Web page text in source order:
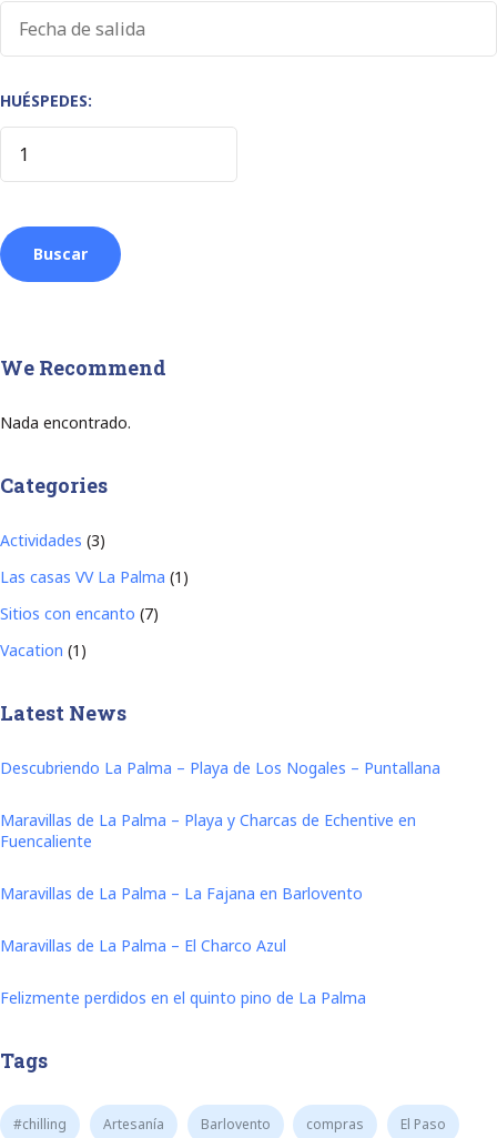
HUÉSPEDES:
We Recommend
Nada encontrado.
Categories
Actividades (3)
Las casas VV La Palma (1)
Sitios con encanto (7)
Vacation (1)
Latest News
Descubriendo La Palma – Playa de Los Nogales – Puntallana
Maravillas de La Palma – Playa y Charcas de Echentive en
Fuencaliente
Maravillas de La Palma – La Fajana en Barlovento
Maravillas de La Palma – El Charco Azul
Felizmente perdidos en el quinto pino de La Palma
Tags
#chilling Artesanía Barlovento compras El Paso